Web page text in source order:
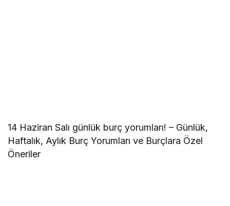
14 Haziran Salı günlük burç yorumları! – Günlük,
Haftalık, Aylık Burç Yorumları ve Burçlara Özel
Öneriler